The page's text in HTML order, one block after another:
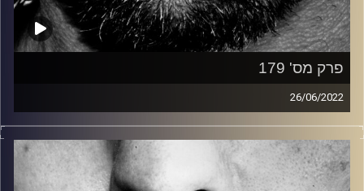
פרק מס' 179
26/06/2022
זיפים, מוזיקה מחוספסת של הופעות חיות. הרבה ג'אם, רוק,
בלוז, bluegrass, ג'אז, Fאנק, פרוגרסיב ואפילו אלקטרוניקה.
כל מה שחי, אמיתי ונושם.
עם שמוליק רגב.